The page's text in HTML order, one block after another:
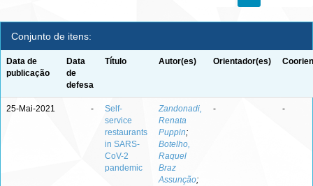
Conjunto de itens:
Data de
publicação
Data
de
defesa
Título Autor(es) Orientador(es)
25-Mai-2021 -
Self-
service
restaurants
in SARS-
CoV-2
pandemic
Zandonadi,
Renata
Puppin;
Botelho,
Raquel
Braz
Assunção;
- -